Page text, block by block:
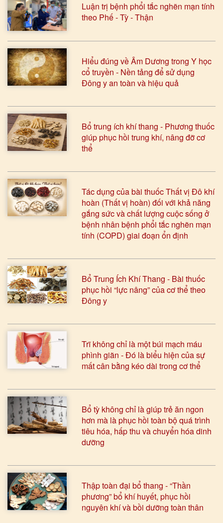
Luận trị bệnh phổi tắc nghẽn mạn tính
theo Phế - Tỳ - Thận
Hiểu đúng về Âm Dương trong Y học
cổ truyền - Nền tảng để sử dụng
Đông y an toàn và hiệu quả
Bổ trung ích khí thang - Phương thuốc
giúp phục hồi trung khí, nâng đỡ cơ
thể
Tác dụng của bài thuốc Thất vị Đô khí
hoàn (Thất vị hoàn) đối với khả năng
gắng sức và chất lượng cuộc sống ở
bệnh nhân bệnh phổi tắc nghẽn mạn
tính (COPD) giai đoạn ổn định
Bổ Trung Ích Khí Thang - Bài thuốc
phục hồi “lực nâng” của cơ thể theo
Đông y
Trĩ không chỉ là một búi mạch máu
phình giãn - Đó là biểu hiện của sự
mất cân bằng kéo dài trong cơ thể
Bổ tỳ không chỉ là giúp trẻ ăn ngon
hơn mà là phục hồi toàn bộ quá trình
tiêu hóa, hấp thu và chuyển hóa dinh
dưỡng
Thập toàn đại bổ thang - “Thần
phương” bổ khí huyết, phục hồi
nguyên khí và bồi dưỡng toàn thân